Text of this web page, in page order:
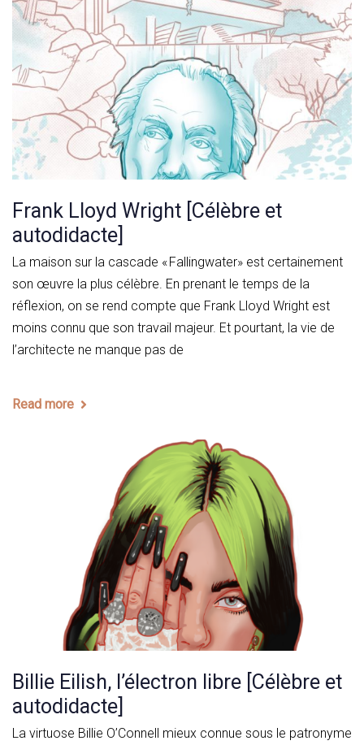
Frank Lloyd Wright [Célèbre et
autodidacte]
La maison sur la cascade « Fallingwater» est certainement
son œuvre la plus célèbre. En prenant le temps de la
réflexion, on se rend compte que Frank Lloyd Wright est
moins connu que son travail majeur. Et pourtant, la vie de
l’architecte ne manque pas de
Read more
Billie Eilish, l’électron libre [Célèbre et
autodidacte]
La virtuose Billie O’Connell mieux connue sous le patronyme